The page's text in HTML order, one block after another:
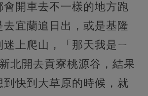
會開車去不一樣的地方跑
去宜蘭追日出，或是基隆
上爬山，「那天我是ㄧ
北開去貢寮桃源谷，結果
到快到大草原的時候，就